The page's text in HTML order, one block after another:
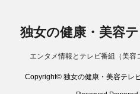
独女の健康・美容
エンタメ情報とテレビ番組（美
Copyright© 独女の健康・美容テレ